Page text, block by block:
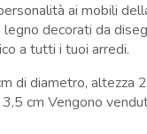
ai mobili
decorati da
a tutti i tuoi arredi.
di diametro, altezza
cm Vengono